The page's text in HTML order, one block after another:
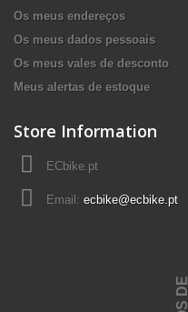
Os meus endereços
Os meus dados pessoais
Os meus vales de desconto
Meus alertas de estoque
Store Information
ECbike.pt
Email: ecbike@ecbike.pt